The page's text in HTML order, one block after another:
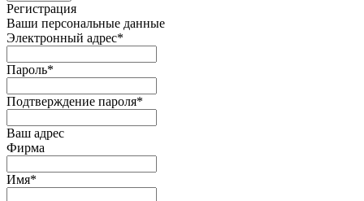
Регистрация
Ваши персональные данные
Электронный адрес*
Пароль*
Подтверждение пароля*
Ваш адрес
Фирма
Имя*